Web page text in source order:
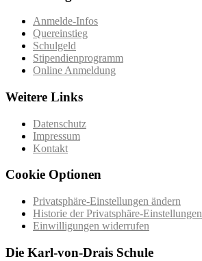
Anmelde-Infos
Quereinstieg
Schulgeld
Stipendienprogramm
Online Anmeldung
Weitere Links
Datenschutz
Impressum
Kontakt
Cookie Optionen
Privatsphäre-Einstellungen ändern
Historie der Privatsphäre-Einstellungen
Einwilligungen widerrufen
Die Karl-von-Drais Schule